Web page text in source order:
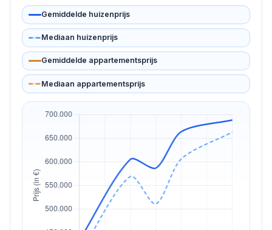
Gemiddelde huizenprijs
Mediaan huizenprijs
Gemiddelde appartementsprijs
Mediaan appartementsprijs